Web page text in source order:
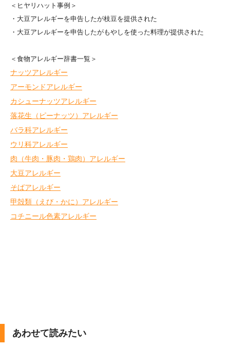
＜ヒヤリハット事例＞
・大豆アレルギーを申告したが枝豆を提供された
・大豆アレルギーを申告したがもやしを使った料理が提供された
＜食物アレルギー辞書一覧＞
ナッツアレルギー
アーモンドアレルギー
カシューナッツアレルギー
落花生（ピーナッツ）アレルギー
バラ科アレルギー
ウリ科アレルギー
肉（牛肉・豚肉・鶏肉）アレルギー
大豆アレルギー
そばアレルギー
甲殻類（えび・かに）アレルギー
コチニール色素アレルギー
あわせて読みたい